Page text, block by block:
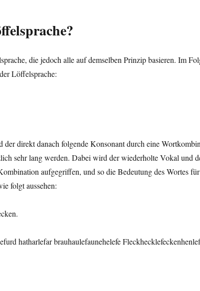
die jedoch alle auf demselben Prinzip basieren. Im
Löffelsprache:
direkt danach folgende Konsonant durch eine
sehr lang werden. Dabei wird der wiederholte Vokal und
aufgegriffen, und so die Bedeutung des Wortes
folgt aussehen:
hatharlefar brauhaulefaunehelefe